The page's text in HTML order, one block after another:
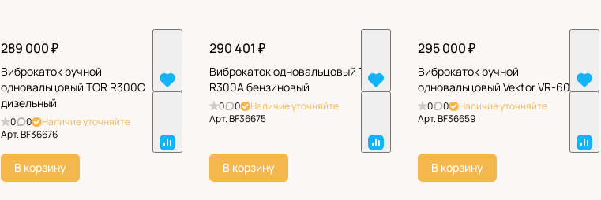
289 000 ₽
Виброкаток ручной
одновальцовый TOR R300C
дизельный
0 0
Наличие уточняйте
Арт.BF36676
В корзину
290 401 ₽
Виброкаток одновальцовый TOR
R300A бензиновый
0 0
Наличие уточняйте
Арт.BF36675
В корзину
295 000 ₽
Виброкаток ручной
одновальцовый Vektor VR-600
0 0
Наличие уточняйте
Арт.BF36659
В корзину